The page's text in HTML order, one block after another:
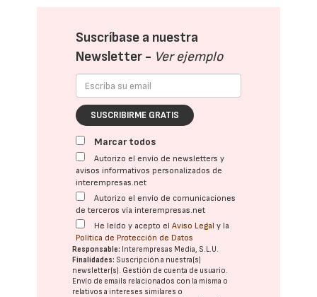
Suscríbase a nuestra
Newsletter - Ver ejemplo
SUSCRIBIRME GRATIS
Marcar todos
Autorizo el envío de newsletters y
avisos informativos personalizados de
interempresas.net
Autorizo el envío de comunicaciones
de terceros vía interempresas.net
He leído y acepto elAviso Legal y la
Política de Protección de Datos
Responsable: Interempresas Media, S.L.U.
Finalidades: Suscripción a nuestra(s)
newsletter(s). Gestión de cuenta de usuario.
Envío de emails relacionados con la misma o
relativos a intereses similares o